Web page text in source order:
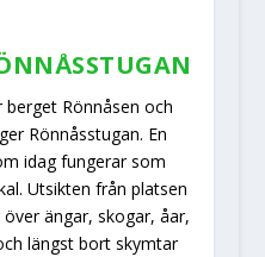
berget Rönnåsen och
Rönnåsstugan. En
idag fungerar som
Utsikten från platsen
ängar, skogar, åar,
längst bort skymtar